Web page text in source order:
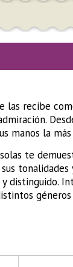
recibe
manos la
te
distinguido.